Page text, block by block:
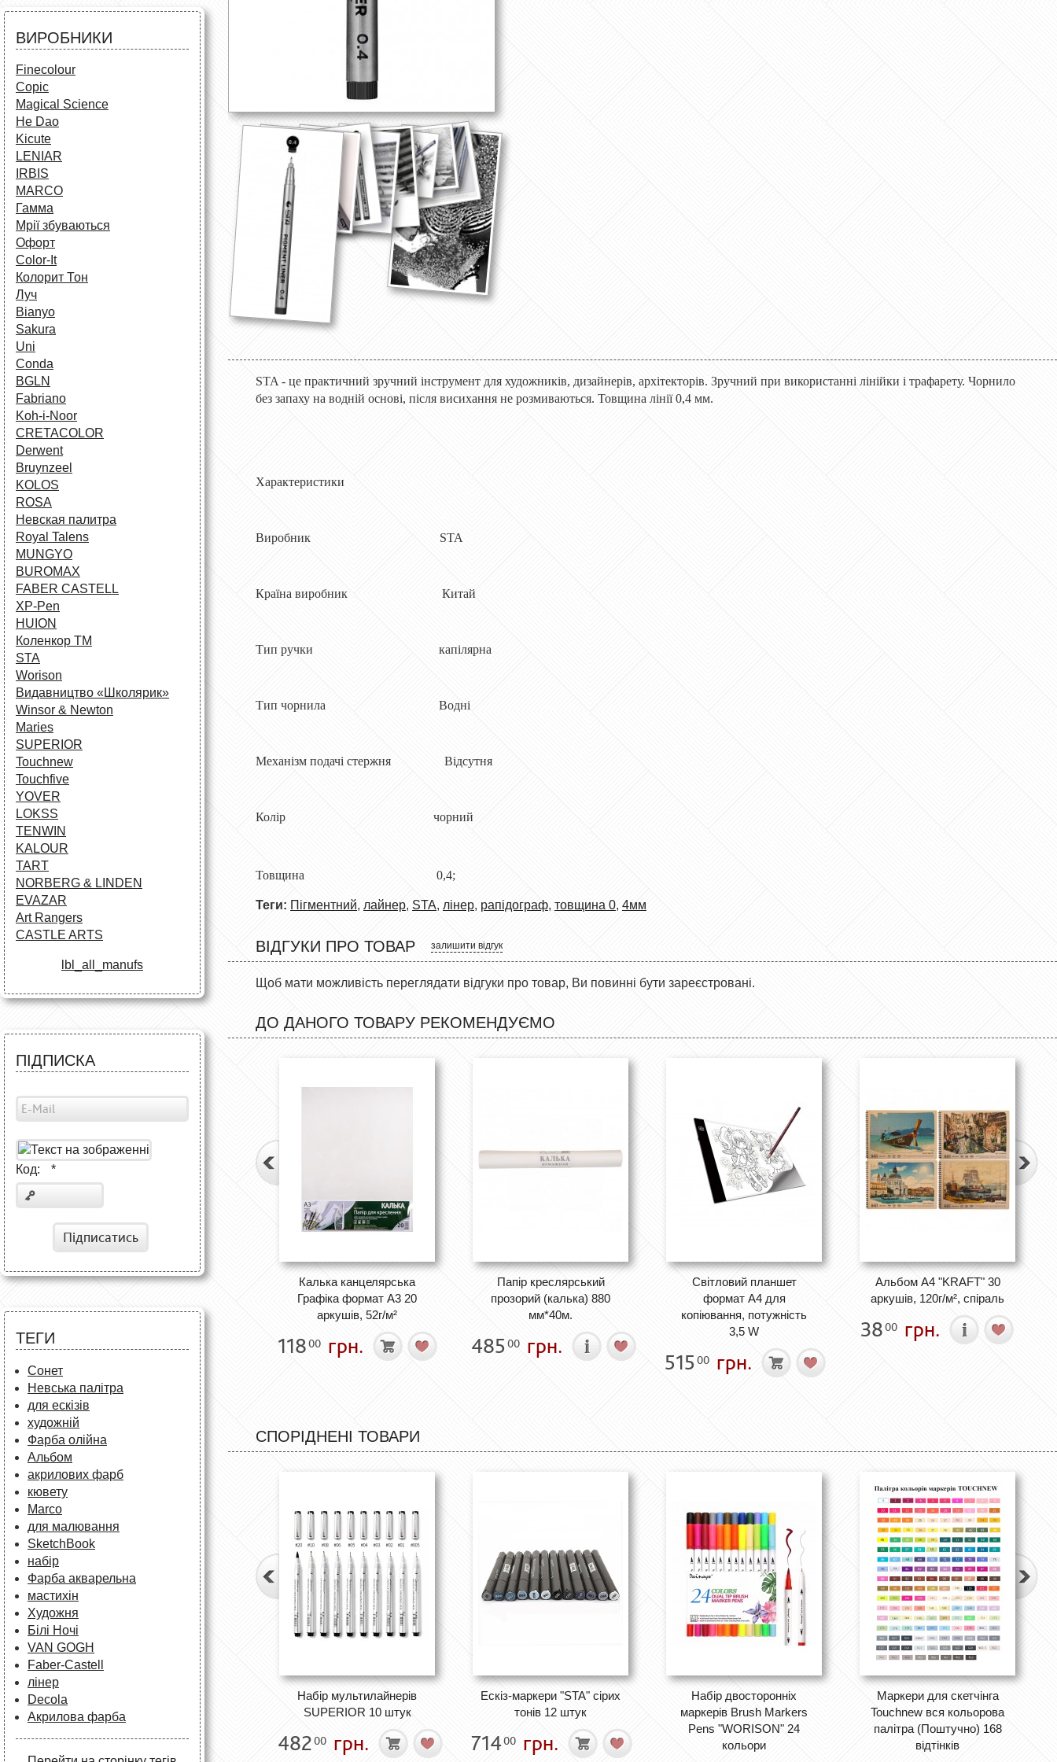
Аксесуари для школярів
ВИРОБНИКИ
Finecolour
Copic
Magical Science
He Dao
Kicute
LENIAR
IRBIS
MARCO
Гамма
Мрії збуваються
Офорт
Сolor-It
Колорит Тон
Луч
Bianyo
Sakura
Uni
Conda
BGLN
Fabriano
Koh-i-Noor
CRETACOLOR
Derwent
Bruynzeel
KOLOS
ROSA
Невская палитра
Royal Talens
MUNGYO
BUROMAX
FABER CASTELL
XP-Pen
HUION
Коленкор ТМ
STA
Worison
Видавництво «Школярик»
Winsor & Newton
Maries
SUPERIOR
Touchnew
Touchfive
YOVER
LOKSS
TENWIN
KALOUR
TART
NORBERG & LINDEN
EVAZAR
Art Rangers
CASTLE ARTS
lbl_all_manufs
ПІДПИСКА
Код: *
Підписатись
ТЕГИ
Сонет
Невська палітра
для ескізів
художній
Фарба олійна
Альбом
акрилових фарб
кювету
Marco
для малювання
SketchBook
набір
Фарба акварельна
мастихін
Художня
Білі Ночі
VAN GOGH
Faber-Castell
лінер
Decola
Акрилова фарба
STA - це практичний зручний інструмент для художників, дизайнерів, архітекторів. Зручний при використанні лінійки і трафарету. Чорнило
без запаху на водній основі, після висихання не розмиваються. Товщина лінії 0,4 мм.
Характеристики
Виробник STA
Країна виробник Китай
Тип ручки капілярна
Тип чорнила Водні
Механізм подачі стержня Відсутня
Колір чорний
Товщина 0,4;
Теги: Пігментний, лайнер, STA, лінер, рапідограф, товщина 0, 4мм
ВІДГУКИ ПРО ТОВАР залишити відгук
Щоб мати можливість переглядати відгуки про товар, Ви повинні бути зареєстровані.
ДО ДАНОГО ТОВАРУ РЕКОМЕНДУЄМО
Калька канцелярська
Графіка формат А3 20
аркушів, 52г/м²
11800 грн.
Папір креслярський
прозорий (калька) 880
мм*40м.
48500 грн.
Світловий планшет
формат А4 для
копіювання, потужність
3,5 W
515 00 грн.
Альбом А4 "KRAFT" 30
аркушів, 120г/м², спіраль
3800 грн.
СПОРІДНЕНІ ТОВАРИ
Набір мультилайнерів
SUPERIOR 10 штук
48200 грн.
Ескіз-маркери "STA" сірих
тонів 12 штук
71400 грн.
Набір двосторонніх
маркерів Brush Markers
Pens "WORISON" 24
кольори
Маркери для скетчінга
Touchnew вся кольорова
палітра (Поштучно) 168
відтінків